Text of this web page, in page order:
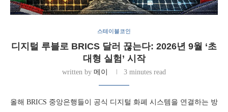
스테이블코인
디지털 루블로 BRICS 달러 끊는다: 2026년 9월 ‘초
대형 실험’ 시작
written by 메이 3 minutes read
올해 BRICS 중앙은행들이 공식 디지털 화폐 시스템을 연결하는 방